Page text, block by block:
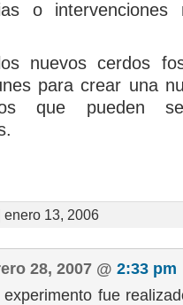
o intervenciones
nuevos cerdos
para crear una
que pueden
| enero 13, 2006
28, 2007 @ 2:33 pm
fue